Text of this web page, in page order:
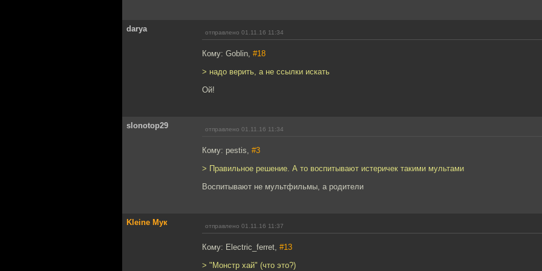
darya отправлено 01.11.16 11:34
Кому: Goblin, #18
> надо верить, а не ссылки искать
Ой!
slonotop29 отправлено 01.11.16 11:34
Кому: pestis, #3
> Правильное решение. А то воспитывают истеричек такими мультами
Воспитывают не мультфильмы, а родители
Kleine Мук отправлено 01.11.16 11:37
Кому: Electric_ferret, #13
> "Монстр хай" (что это?)